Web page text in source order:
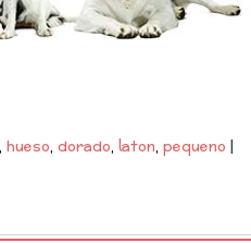
hueso dorado laton pequeno |